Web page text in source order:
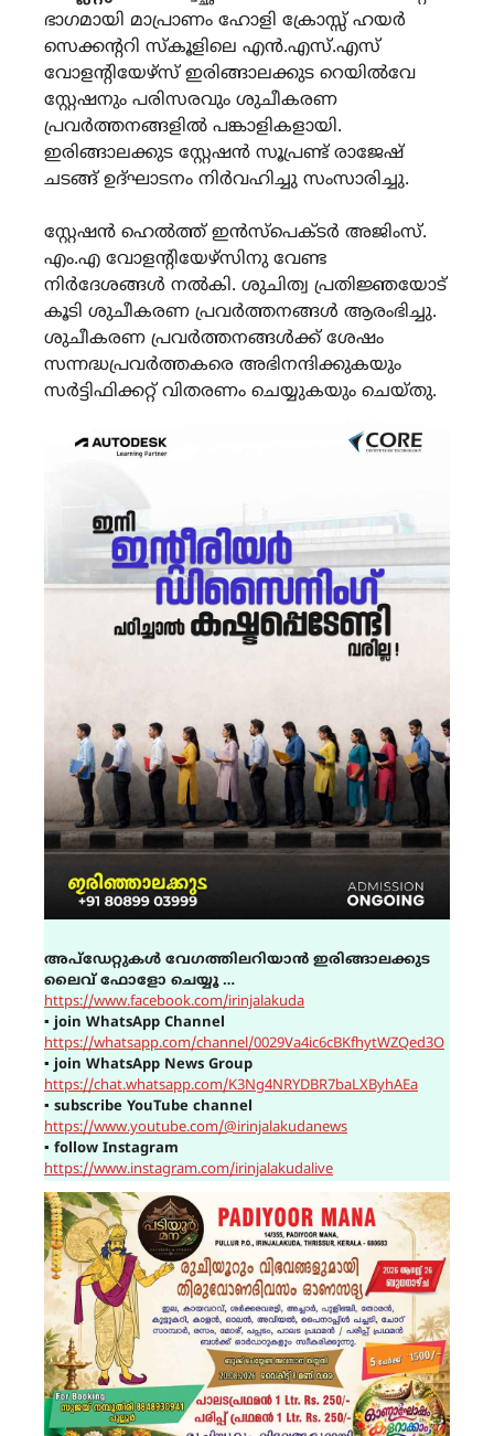
ഭാഗമായി മാപ്രാണം ഹോളി ക്രോസ്സ് ഹയർ
സെക്കന്ററി സ്കൂളിലെ എൻ.എസ്.എസ്
വോളന്റിയേഴ്‌സ് ഇരിങ്ങാലക്കുട റെയിൽവേ
സ്റ്റേഷനും പരിസരവും ശുചീകരണ
പ്രവർത്തനങ്ങളിൽ പങ്കാളികളായി.
ഇരിങ്ങാലക്കുട സ്റ്റേഷൻ സൂപ്രണ്ട് രാജേഷ്
ചടങ്ങ് ഉദ്‌ഘാടനം നിർവഹിച്ചു സംസാരിച്ചു.
സ്റ്റേഷൻ ഹെൽത്ത്‌ ഇൻസ്‌പെക്ടർ അജിംസ്.
എം.എ വോളന്റിയേഴ്‌സിനു വേണ്ട
നിർദേശങ്ങൾ നൽകി. ശുചിത്വ പ്രതിജ്ഞയോട്
കൂടി ശുചീകരണ പ്രവർത്തനങ്ങൾ ആരംഭിച്ചു.
ശുചീകരണ പ്രവർത്തനങ്ങൾക്ക് ശേഷം
സന്നദ്ധപ്രവർത്തകരെ അഭിനന്ദിക്കുകയും
സർട്ടിഫിക്കറ്റ് വിതരണം ചെയ്യുകയും ചെയ്തു.
അപ്ഡേറ്റുകൾ വേഗത്തിലറിയാൻ ഇരിങ്ങാലക്കുട
ലൈവ് ഫോളോ ചെയ്യൂ …
https://www.facebook.com/irinjalakuda
▪ join WhatsApp Channel
https://whatsapp.com/channel/0029Va4ic6cBKfhytWZQed3O
▪ join WhatsApp News Group
https://chat.whatsapp.com/K3Ng4NRYDBR7baLXByhAEa
▪ subscribe YouTube channel
https://www.youtube.com/@irinjalakudanews
▪ follow Instagram
https://www.instagram.com/irinjalakudalive